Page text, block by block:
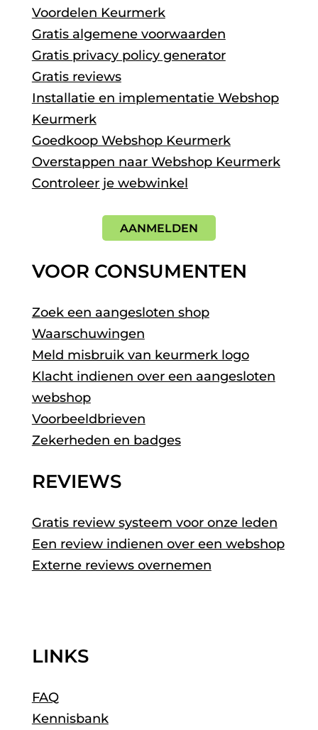
Voordelen Keurmerk
Gratis algemene voorwaarden
Gratis privacy policy generator
Gratis reviews
Installatie en implementatie Webshop
Keurmerk
Goedkoop Webshop Keurmerk
Overstappen naar Webshop Keurmerk
Controleer je webwinkel
AANMELDEN
VOOR CONSUMENTEN
Zoek een aangesloten shop
Waarschuwingen
Meld misbruik van keurmerk logo
Klacht indienen over een aangesloten
webshop
Voorbeeldbrieven
Zekerheden en badges
REVIEWS
Gratis review systeem voor onze leden
Een review indienen over een webshop
Externe reviews overnemen
LINKS
FAQ
Kennisbank